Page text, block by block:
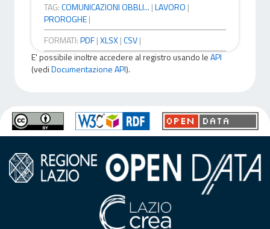
TAG:COMUNICAZIONI OBBLI... |LAVORO |
PROROGHE|
FORMATI:PDF|XLSX|CSV|
E' possibile inoltre accedere al registro usando leAPI
(vediDocumentazione API).